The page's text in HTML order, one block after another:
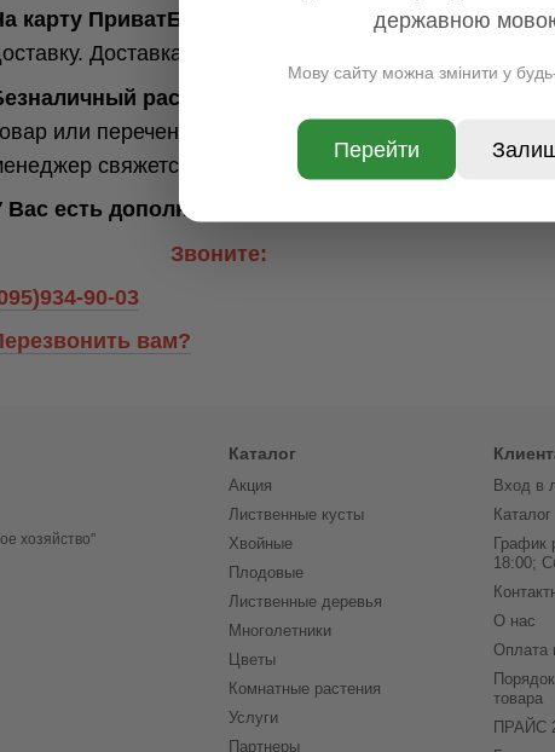
карту ПриватБанка
при формировании заказа
Доставка оплачивается покупателем.
расчет
- на счет нашего
или перечень товаров, перейти к корзине,
свяжется с Вами для выставления счета и
Вас есть дополнительные вопросы по оплате или
Звоните:
90-03
вам?
хозяйство"
Каталог
Акция
Лиственные кусты
Хвойные
Плодовые
Лиственные деревья
Многолетники
Цветы
Комнатные растения
Услуги
Партнеры
Вход в
Каталог
График
18:00;
О нас
Оплата
товара
ПРАЙС
державною
Мову сайту можна змінити у
Перейти